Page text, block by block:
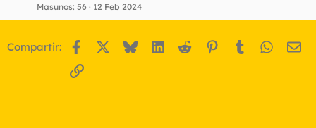
Masunos 56 12 Feb 2024
Compartir: Facebook BlueskyLinkedIn
Reddit Pinterest
Tumblr
Enlace